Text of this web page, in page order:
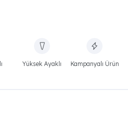
Yüksek Ayaklı Kampanyalı Ürün